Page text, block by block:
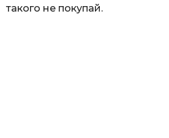
такого не покупай.